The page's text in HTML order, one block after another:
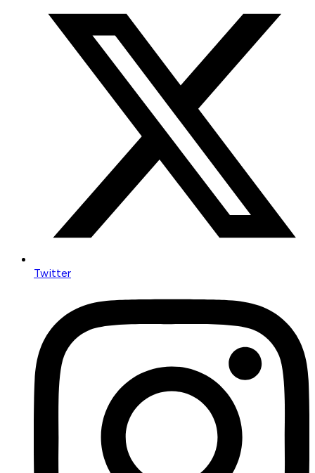
Twitter